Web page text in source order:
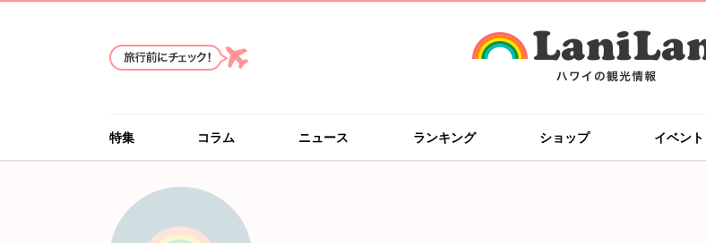
特集 コラム ニュース ランキング ショップ イベント